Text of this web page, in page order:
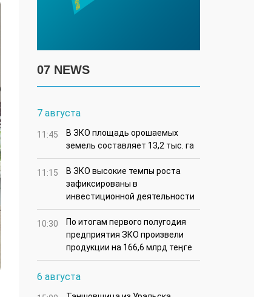
07 NEWS
7 августа
11:45
В ЗКО площадь орошаемых
земель составляет 13,2 тыс. га
11:15
В ЗКО высокие темпы роста
зафиксированы в
инвестиционной деятельности
10:30
По итогам первого полугодия
предприятия ЗКО произвели
продукции на 166,6 млрд теңге
6 августа